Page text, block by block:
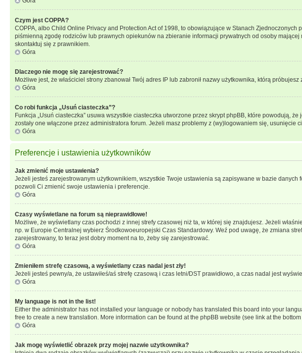
Czym jest COPPA?
COPPA, albo Child Online Privacy and Protection Act of 1998, to obowiązujące w Stanach
piśmienną zgodę rodziców lub prawnych opiekunów na zbieranie informacji prywatnych od osoby
skontaktuj się z prawnikiem.
Góra
Dlaczego nie mogę się zarejestrować?
Możliwe jest, że właściciel strony zbanował Twój adres IP lub zabronił nazwy użytkownika, którą
Góra
Co robi funkcja „Usuń ciasteczka”?
Funkcja „Usuń ciasteczka” usuwa wszystkie ciasteczka utworzone przez skrypt phpBB, które powodują,
zostały one włączone przez administratora forum. Jeżeli masz problemy z (wy)logowaniem się, usunięcie
Góra
Preferencje i ustawienia użytkowników
Jak zmienić moje ustawienia?
Jeżeli jesteś zarejestrowanym użytkownikiem, wszystkie Twoje ustawienia są zapisywane w bazie
pozwoli Ci zmienić swoje ustawienia i preferencje.
Góra
Czasy wyświetlane na forum są nieprawidłowe!
Możliwe, że wyświetlany czas pochodzi z innej strefy czasowej niż ta, w której się znajdujesz. Jeżeli
np. w Europie Centralnej wybierz Środkowoeuropejski Czas Standardowy. Weź pod uwagę, że zmiana
zarejestrowany, to teraz jest dobry moment na to, żeby się zarejestrować.
Góra
Zmieniłem strefę czasową, a wyświetlany czas nadal jest zły!
Jeżeli jesteś pewny/a, że ustawiłeś/aś strefę czasową i czas letni/DST prawidłowo, a czas nadal jest
Góra
My language is not in the list!
Either the administrator has not installed your language or nobody has translated this board into your
free to create a new translation. More information can be found at the phpBB website (see link at the
Góra
Jak mogę wyświetlić obrazek przy mojej nazwie użytkownika?